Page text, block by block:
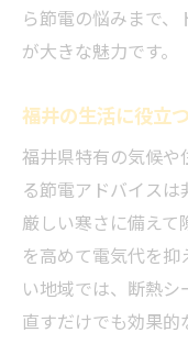
ら節電の悩みまで
が大きな魅力です。
福井の生活に役立
福井県特有の気候
る節電アドバイス
厳しい寒さに備えて
を高めて電気代を
い地域では、断熱
直すだけでも効果的